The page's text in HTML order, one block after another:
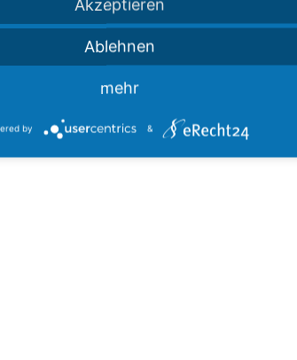
Akzeptieren
Ablehnen
mehr
by &